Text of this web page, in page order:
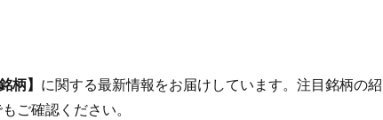
柄】 に関する最新情報をお届けしています。注目銘柄の紹
ご確認ください。